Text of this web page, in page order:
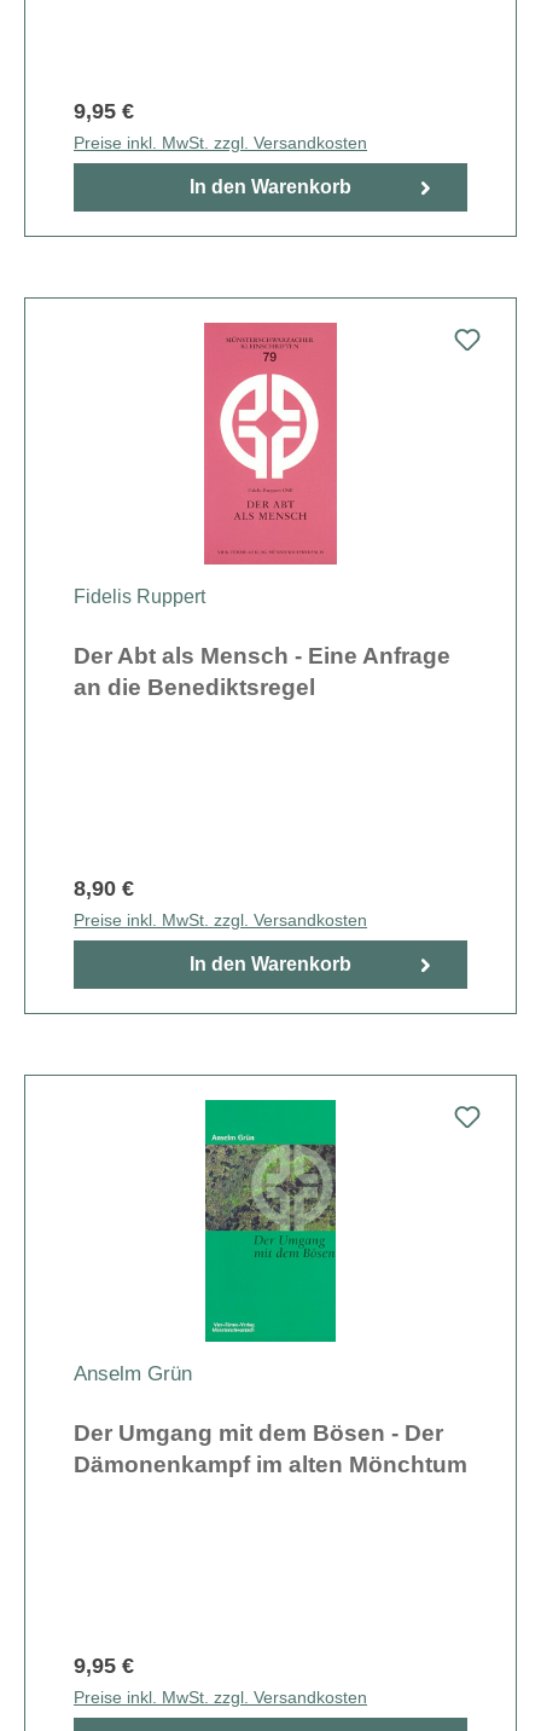
9,95 €
Preise inkl. MwSt. zzgl. Versandkosten
In den Warenkorb
Fidelis Ruppert
Der Abt als Mensch - Eine Anfrage
an die Benediktsregel
8,90 €
Preise inkl. MwSt. zzgl. Versandkosten
In den Warenkorb
Anselm Grün
Der Umgang mit dem Bösen - Der
Dämonenkampf im alten Mönchtum
9,95 €
Preise inkl. MwSt. zzgl. Versandkosten